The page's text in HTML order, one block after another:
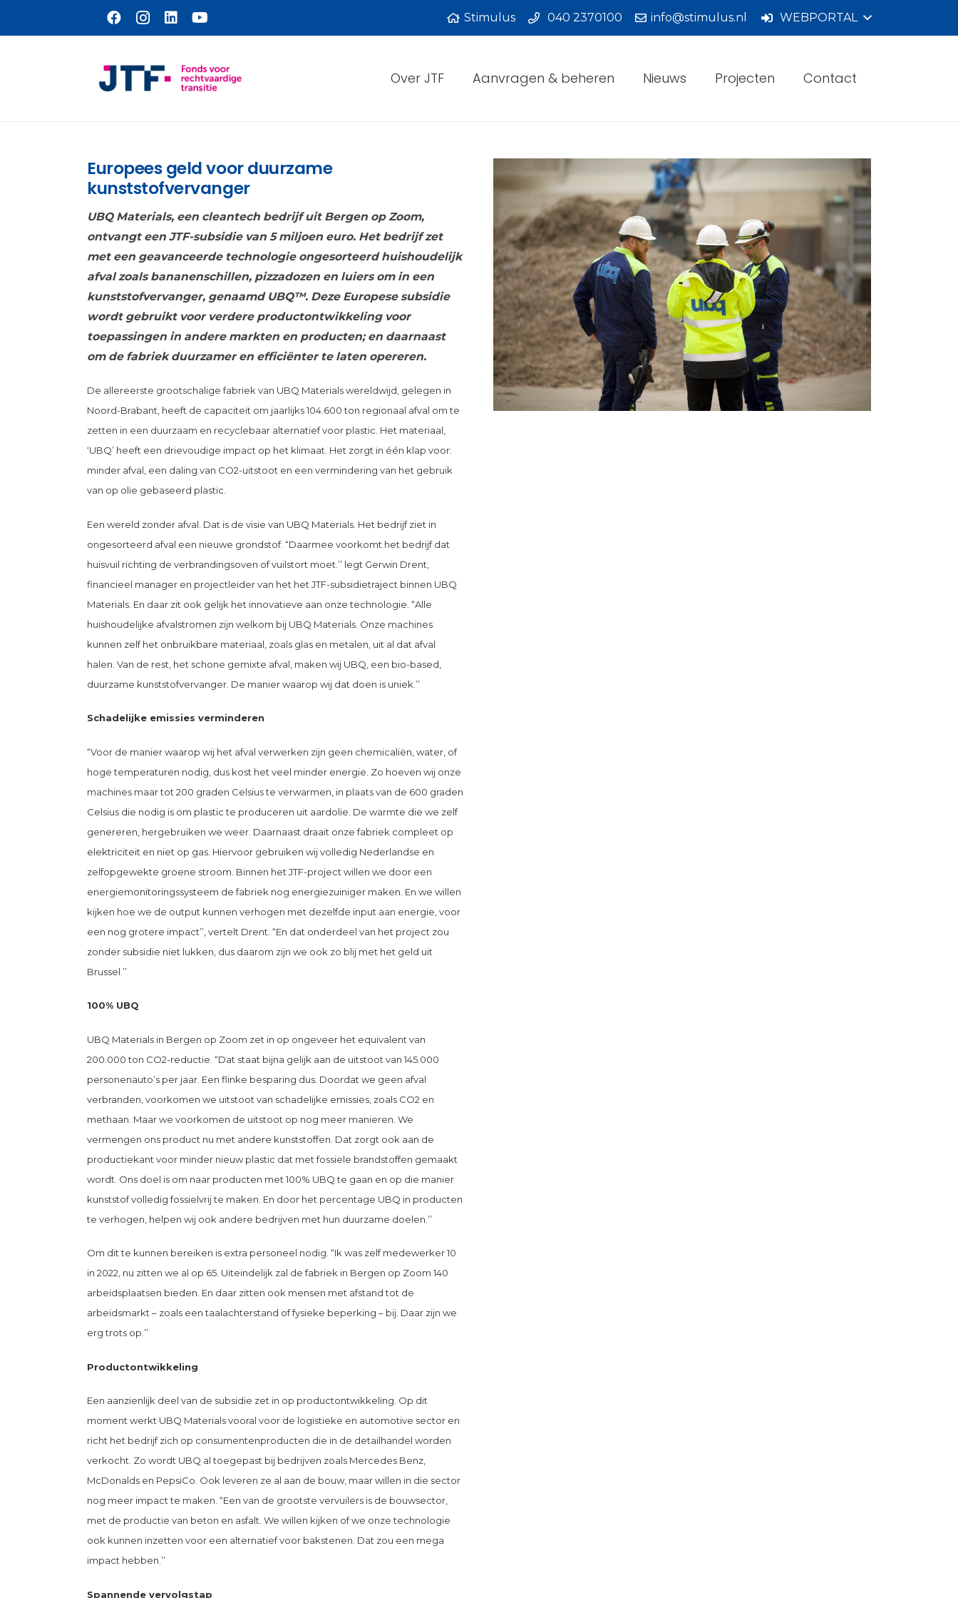
Stimulus 040 2370100 info@stimulus.nl WEBPORTAL
Over JTF Aanvragen & beheren Nieuws Projecten Contact
Europees geld voor duurzame
kunststofvervanger
UBQ Materials, een cleantech bedrijf uit Bergen op Zoom,
ontvangt een JTF-subsidie van 5 miljoen euro. Het bedrijf zet
met een geavanceerde technologie ongesorteerd huishoudelijk
afval zoals bananenschillen, pizzadozen en luiers om in een
kunststofvervanger, genaamd UBQ™. Deze Europese subsidie
wordt gebruikt voor verdere productontwikkeling voor
toepassingen in andere markten en producten; en daarnaast
om de fabriek duurzamer en efficiënter te laten opereren.
De allereerste grootschalige fabriek van UBQ Materials wereldwijd, gelegen in
Noord-Brabant, heeft de capaciteit om jaarlijks 104.600 ton regionaal afval om te
zetten in een duurzaam en recyclebaar alternatief voor plastic. Het materiaal,
‘UBQ’ heeft een drievoudige impact op het klimaat. Het zorgt in één klap voor:
minder afval, een daling van CO2-uitstoot en een vermindering van het gebruik
van op olie gebaseerd plastic.
Een wereld zonder afval. Dat is de visie van UBQ Materials. Het bedrijf ziet in
ongesorteerd afval een nieuwe grondstof. “Daarmee voorkomt het bedrijf dat
huisvuil richting de verbrandingsoven of vuilstort moet.’’ legt Gerwin Drent,
financieel manager en projectleider van het het JTF-subsidietraject binnen UBQ
Materials. En daar zit ook gelijk het innovatieve aan onze technologie. “Alle
huishoudelijke afvalstromen zijn welkom bij UBQ Materials. Onze machines
kunnen zelf het onbruikbare materiaal, zoals glas en metalen, uit al dat afval
halen. Van de rest, het schone gemixte afval, maken wij UBQ, een bio-based,
duurzame kunststofvervanger. De manier waarop wij dat doen is uniek.’’
Schadelijke emissies verminderen
“Voor de manier waarop wij het afval verwerken zijn geen chemicaliën, water, of
hoge temperaturen nodig, dus kost het veel minder energie. Zo hoeven wij onze
machines maar tot 200 graden Celsius te verwarmen, in plaats van de 600 graden
Celsius die nodig is om plastic te produceren uit aardolie. De warmte die we zelf
genereren, hergebruiken we weer. Daarnaast draait onze fabriek compleet op
elektriciteit en niet op gas. Hiervoor gebruiken wij volledig Nederlandse en
zelfopgewekte groene stroom. Binnen het JTF-project willen we door een
energiemonitoringssysteem de fabriek nog energiezuiniger maken. En we willen
kijken hoe we de output kunnen verhogen met dezelfde input aan energie, voor
een nog grotere impact’’, vertelt Drent. “En dat onderdeel van het project zou
zonder subsidie niet lukken, dus daarom zijn we ook zo blij met het geld uit
Brussel.’’
100% UBQ
UBQ Materials in Bergen op Zoom zet in op ongeveer het equivalent van
200.000 ton CO2-reductie. “Dat staat bijna gelijk aan de uitstoot van 145.000
personenauto’s per jaar. Een flinke besparing dus. Doordat we geen afval
verbranden, voorkomen we uitstoot van schadelijke emissies, zoals CO2 en
methaan. Maar we voorkomen de uitstoot op nog meer manieren. We
vermengen ons product nu met andere kunststoffen. Dat zorgt ook aan de
productiekant voor minder nieuw plastic dat met fossiele brandstoffen gemaakt
wordt. Ons doel is om naar producten met 100% UBQ te gaan en op die manier
kunststof volledig fossielvrij te maken. En door het percentage UBQ in producten
te verhogen, helpen wij ook andere bedrijven met hun duurzame doelen.’’
Om dit te kunnen bereiken is extra personeel nodig. “Ik was zelf medewerker 10
in 2022, nu zitten we al op 65. Uiteindelijk zal de fabriek in Bergen op Zoom 140
arbeidsplaatsen bieden. En daar zitten ook mensen met afstand tot de
arbeidsmarkt – zoals een taalachterstand of fysieke beperking – bij. Daar zijn we
erg trots op.’’
Productontwikkeling
Een aanzienlijk deel van de subsidie zet in op productontwikkeling. Op dit
moment werkt UBQ Materials vooral voor de logistieke en automotive sector en
richt het bedrijf zich op consumentenproducten die in de detailhandel worden
verkocht. Zo wordt UBQ al toegepast bij bedrijven zoals Mercedes Benz,
McDonalds en PepsiCo. Ook leveren ze al aan de bouw, maar willen in die sector
nog meer impact te maken. “Een van de grootste vervuilers is de bouwsector,
met de productie van beton en asfalt. We willen kijken of we onze technologie
ook kunnen inzetten voor een alternatief voor bakstenen. Dat zou een mega
impact hebben.’’
Spannende vervolgstap